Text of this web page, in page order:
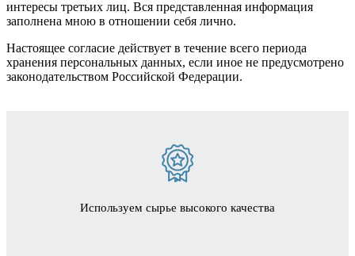
интересы третьих лиц. Вся представленная информация
заполнена мною в отношении себя лично.
Настоящее согласие действует в течение всего периода
хранения персональных данных, если иное не предусмотрено
законодательством Российской Федерации.
Используем сырье высокого качества